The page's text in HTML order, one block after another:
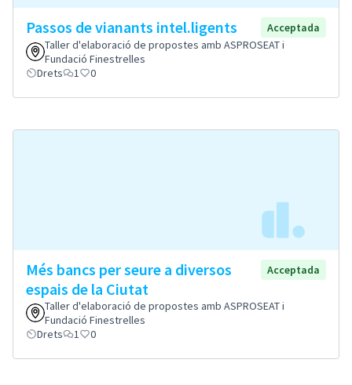
Passos de vianants intel.ligents
Acceptada
Taller d'elaboració de propostes amb ASPROSEAT i
Fundació Finestrelles
Drets
1 0
Més bancs per seure a diversos
espais de la Ciutat
Acceptada
Taller d'elaboració de propostes amb ASPROSEAT i
Fundació Finestrelles
Drets
1 0